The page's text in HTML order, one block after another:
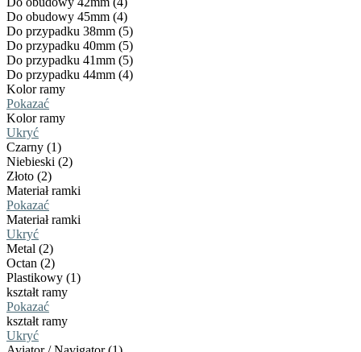
Do obudowy 45mm (4)
Do przypadku 38mm (5)
Do przypadku 40mm (5)
Do przypadku 41mm (5)
Do przypadku 44mm (4)
Kolor ramy
Pokazać
Kolor ramy
Ukryć
Czarny (1)
Niebieski (2)
Złoto (2)
Materiał ramki
Pokazać
Materiał ramki
Ukryć
Metal (2)
Octan (2)
Plastikowy (1)
kształt ramy
Pokazać
kształt ramy
Ukryć